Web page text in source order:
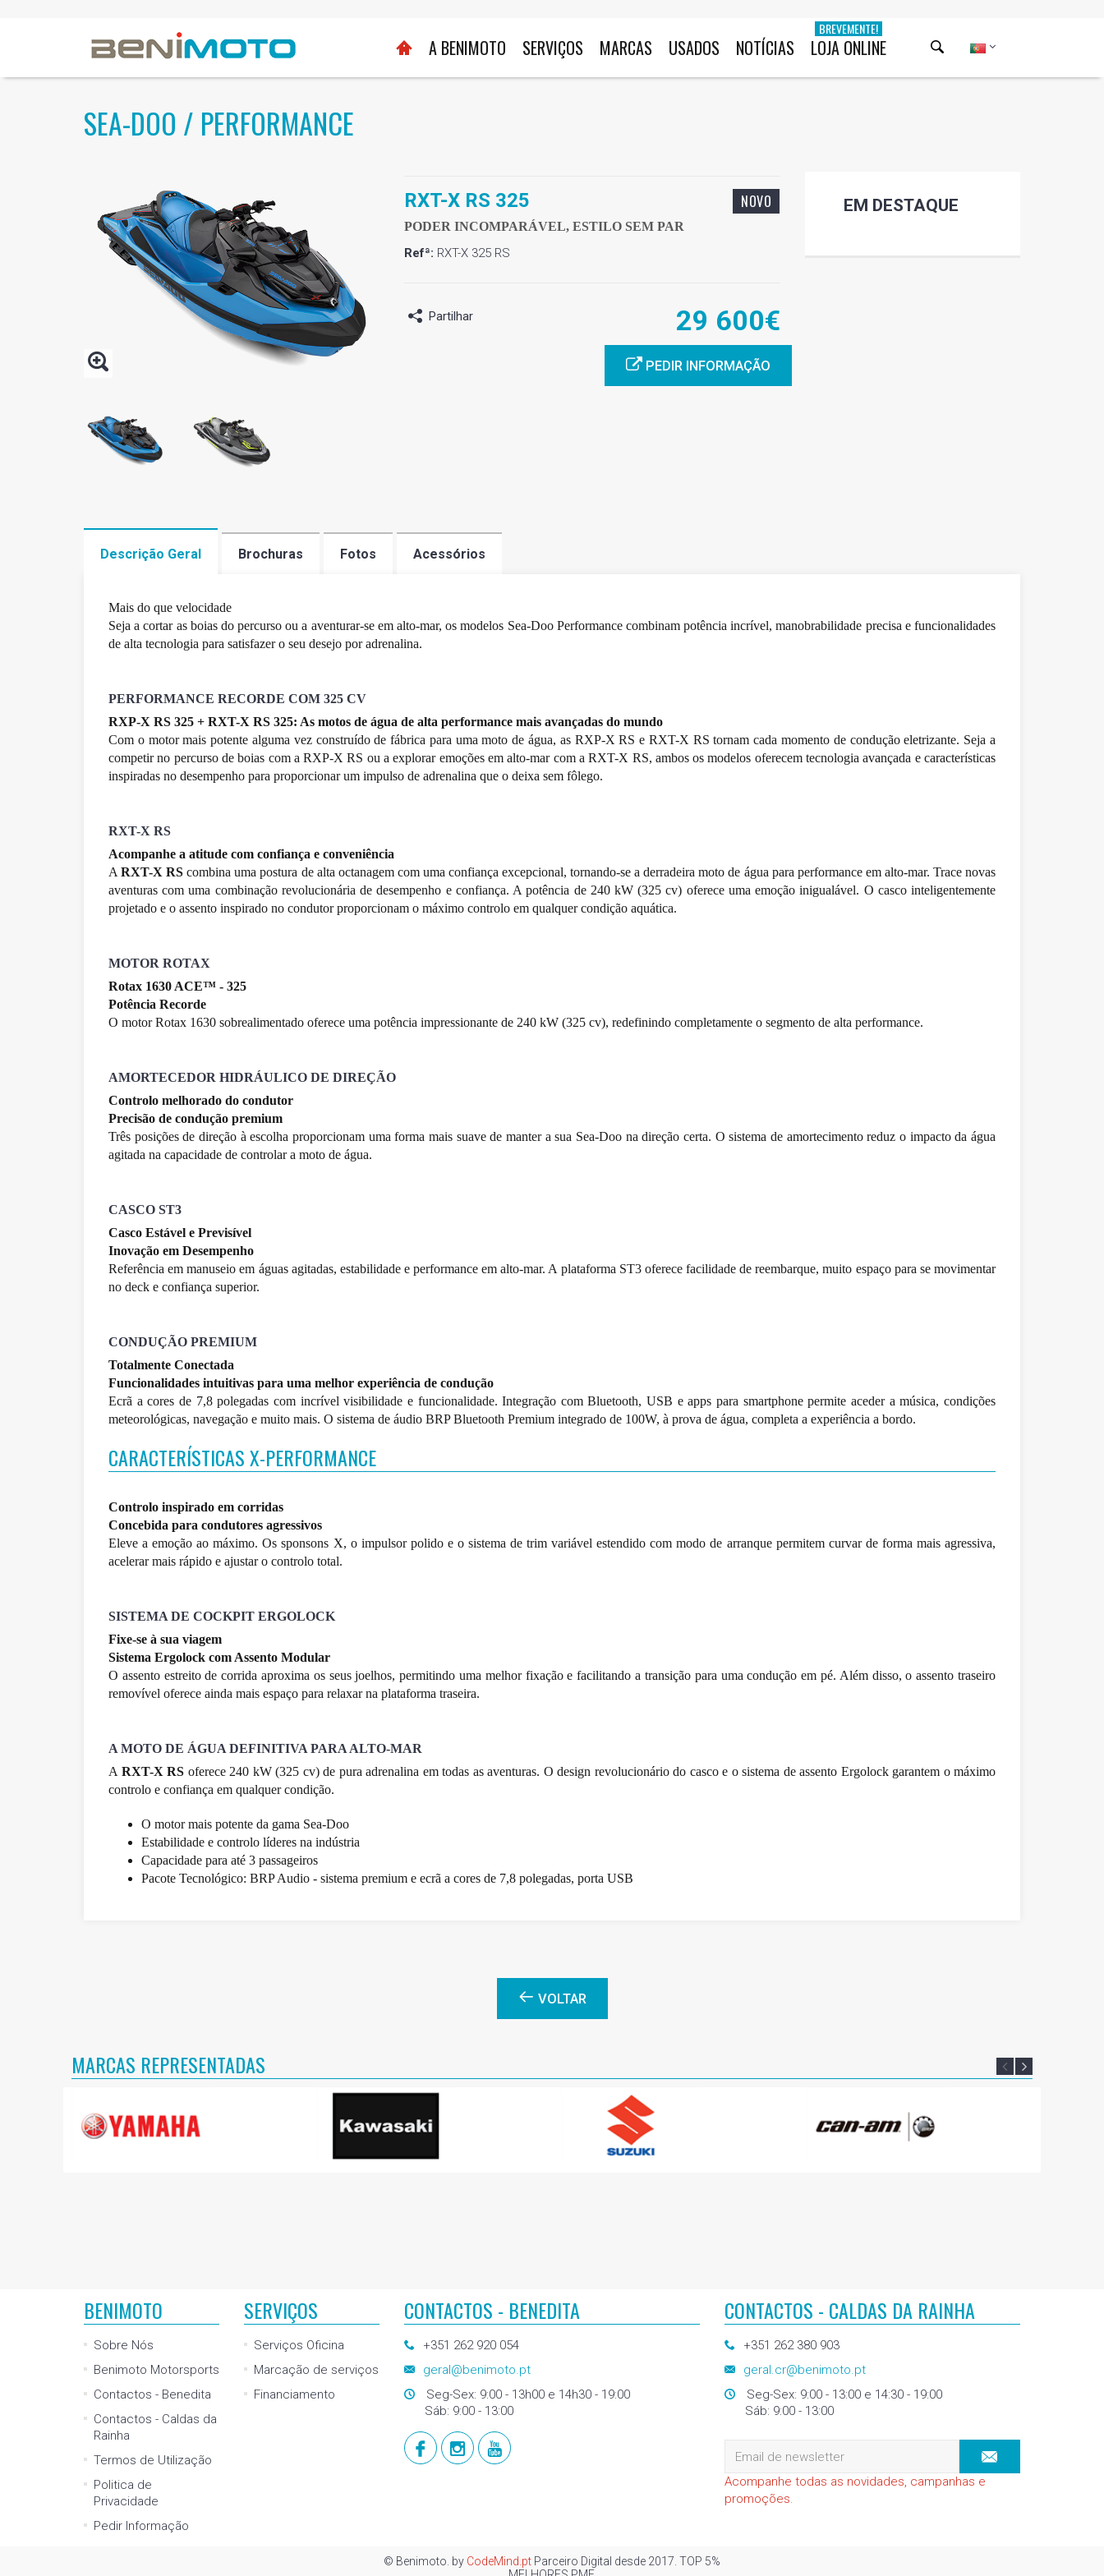
A BENIMOTO SERVIÇOS MARCAS USADOS NOTÍCIAS LOJA ONLINE
BREVEMENTE!
SEA-DOO / PERFORMANCE
RXT-X RS 325 NOVO
PODER INCOMPARÁVEL, ESTILO SEM PAR
Refª: RXT-X 325 RS
Partilhar 29 600€
PEDIR INFORMAÇÃO
EM DESTAQUE
Descrição Geral Brochuras Fotos Acessórios
Mais do que velocidade
Seja a cortar as boias do percurso ou a aventurar-se em alto-mar, os modelos Sea-Doo Performance combinam potência incrível, manobrabilidade precisa e funcionalidades
de alta tecnologia para satisfazer o seu desejo por adrenalina.
PERFORMANCE RECORDE COM 325 CV
RXP-X RS 325 + RXT-X RS 325: As motos de água de alta performance mais avançadas do mundo
Com o motor mais potente alguma vez construído de fábrica para uma moto de água, as RXP-X RS e RXT-X RS tornam cada momento de condução eletrizante. Seja a
competir no percurso de boias com a RXP-X RS ou a explorar emoções em alto-mar com a RXT-X RS, ambos os modelos oferecem tecnologia avançada e características
inspiradas no desempenho para proporcionar um impulso de adrenalina que o deixa sem fôlego.
RXT-X RS
Acompanhe a atitude com confiança e conveniência
ARXT-X RS combina uma postura de alta octanagem com uma confiança excepcional, tornando-se a derradeira moto de água para performance em alto-mar. Trace novas
aventuras com uma combinação revolucionária de desempenho e confiança. A potência de 240 kW (325 cv) oferece uma emoção inigualável. O casco inteligentemente
projetado e o assento inspirado no condutor proporcionam o máximo controlo em qualquer condição aquática.
MOTOR ROTAX
Rotax 1630 ACE™ - 325
Potência Recorde
O motor Rotax 1630 sobrealimentado oferece uma potência impressionante de 240 kW (325 cv), redefinindo completamente o segmento de alta performance.
AMORTECEDOR HIDRÁULICO DE DIREÇÃO
Controlo melhorado do condutor
Precisão de condução premium
Três posições de direção à escolha proporcionam uma forma mais suave de manter a sua Sea-Doo na direção certa. O sistema de amortecimento reduz o impacto da água
agitada na capacidade de controlar a moto de água.
CASCO ST3
Casco Estável e Previsível
Inovação em Desempenho
Referência em manuseio em águas agitadas, estabilidade e performance em alto-mar. A plataforma ST3 oferece facilidade de reembarque, muito espaço para se movimentar
no deck e confiança superior.
CONDUÇÃO PREMIUM
Totalmente Conectada
Funcionalidades intuitivas para uma melhor experiência de condução
Ecrã a cores de 7,8 polegadas com incrível visibilidade e funcionalidade. Integração com Bluetooth, USB e apps para smartphone permite aceder a música, condições
meteorológicas, navegação e muito mais. O sistema de áudio BRP Bluetooth Premium integrado de 100W, à prova de água, completa a experiência a bordo.
CARACTERÍSTICAS X-PERFORMANCE
Controlo inspirado em corridas
Concebida para condutores agressivos
Eleve a emoção ao máximo. Os sponsons X, o impulsor polido e o sistema de trim variável estendido com modo de arranque permitem curvar de forma mais agressiva,
acelerar mais rápido e ajustar o controlo total.
SISTEMA DE COCKPIT ERGOLOCK
Fixe-se à sua viagem
Sistema Ergolock com Assento Modular
O assento estreito de corrida aproxima os seus joelhos, permitindo uma melhor fixação e facilitando a transição para uma condução em pé. Além disso, o assento traseiro
removível oferece ainda mais espaço para relaxar na plataforma traseira.
A MOTO DE ÁGUA DEFINITIVA PARA ALTO-MAR
A RXT-X RS oferece 240 kW (325 cv) de pura adrenalina em todas as aventuras. O design revolucionário do casco e o sistema de assento Ergolock garantem o máximo
controlo e confiança em qualquer condição.
O motor mais potente da gama Sea-Doo
Estabilidade e controlo líderes na indústria
Capacidade para até 3 passageiros
Pacote Tecnológico: BRP Audio - sistema premium e ecrã a cores de 7,8 polegadas, porta USB
VOLTAR
MARCAS REPRESENTADAS
BENIMOTO
Sobre Nós
Benimoto Motorsports
Contactos - Benedita
Contactos - Caldas da
Rainha
Termos de Utilização
Politica de
Privacidade
Pedir Informação
SERVIÇOS
Serviços Oficina
Marcação de serviços
Financiamento
CONTACTOS - BENEDITA
+351 262 920 054
geral@benimoto.pt
Seg-Sex: 9:00 - 13h00 e 14h30 - 19:00
Sáb: 9:00 - 13:00
CONTACTOS - CALDAS DA RAINHA
+351 262 380 903
geral.cr@benimoto.pt
Seg-Sex: 9:00 - 13:00 e 14:30 - 19:00
Sáb: 9:00 - 13:00
Acompanhe todas as novidades, campanhas e
promoções.
© Benimoto. by CodeMind.ptParceiro Digital desde 2017. TOP 5%